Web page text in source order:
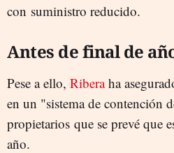
con suministro reducido.
Antes de final de
Pese a ello, Riberaha
en un "sistema de contención
propietarios que se prevé que
año.